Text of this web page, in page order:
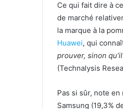
Ce qui fait dire à
de marché
la marque à la
Huawei, qui
prouver, sinon
(Technalysis
Pas si sûr, note
Samsung (19,3%